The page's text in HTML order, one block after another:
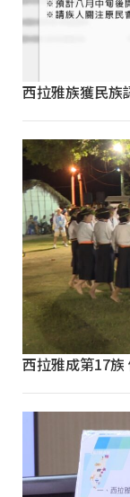
西拉雅族獲民族
西拉雅成第17